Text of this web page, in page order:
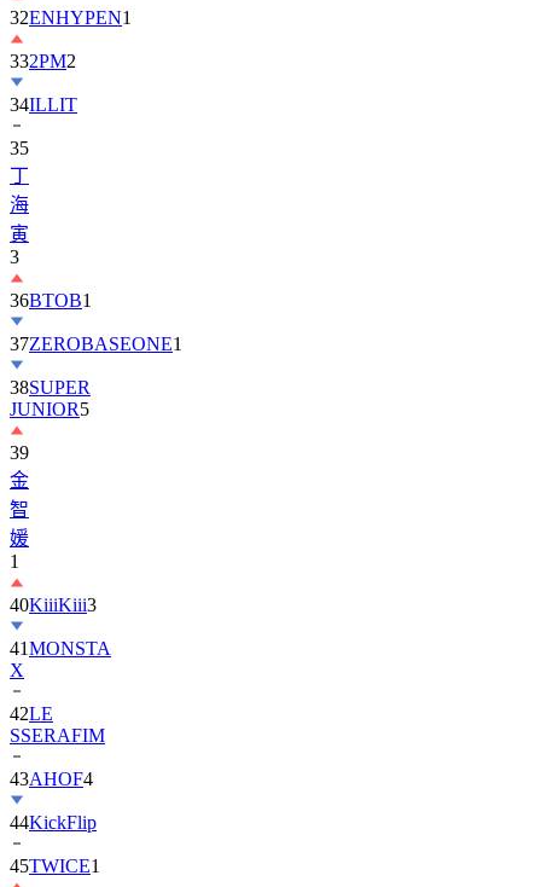
32ENHYPEN1
332PM2
34ILLIT
35
丁
海
寅
3
36BTOB1
37ZEROBASEONE1
38SUPER
JUNIOR5
39
金
智
媛
1
40KiiiKiii3
41MONSTA
X
42LE
SSERAFIM
43AHOF4
44KickFlip
45TWICE1